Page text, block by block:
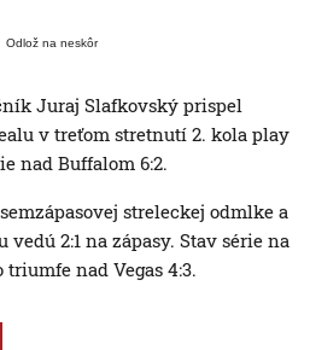
Odlož na neskôr
Juraj Slafkovský prispel
v treťom stretnutí 2. kola play
nad Buffalom 6:2.
streleckej odmlke a
vedú 2:1 na zápasy. Stav série na
nad Vegas 4:3.